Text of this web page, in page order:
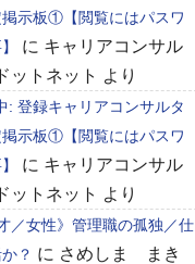
掲示板①【閲覧にはパスワ
に キャリアコンサル
ットネット より
: 登録キャリアコンサルタ
掲示板①【閲覧にはパスワ
に キャリアコンサル
ットネット より
／女性》管理職の孤独／仕
？ に さめしま まき